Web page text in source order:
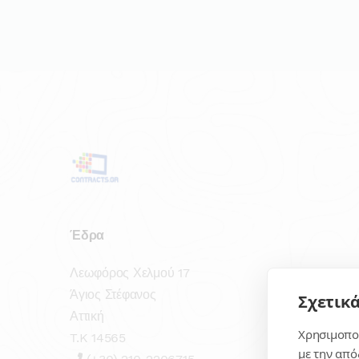
Έδρα
Λεωφόρος Χελμού 17
Άγιος Στέφανος
Αττική
T.K 14565
με την